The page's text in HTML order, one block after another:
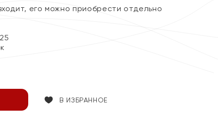
его можно приобрести отдельно
В ИЗБРАННОЕ